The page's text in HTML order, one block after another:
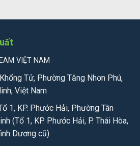
VIỆT NAM
Tử, Phường Tăng Nhơn Phú,
Việt Nam
1, KP. Phước Hải, Phường Tân
(Tổ 1, KP. Phước Hải, P. Thái Hòa,
Dương cũ)